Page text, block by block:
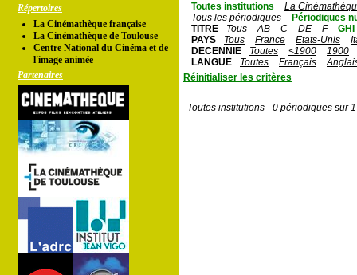
Répertoires
La Cinémathèque française
La Cinémathèque de Toulouse
Centre National du Cinéma et de
l'image animée
Partenaires
Toutes institutions
La
Tous les périodiques
Périodiques
TITRE
Tous AB C DE F
GHI
PAYS
Tous France Etats-Unis
DECENNIE
Toutes <1900
1900
LANGUE
Toutes Français
Réinitialiser les critères
Toutes institutions - 0 périodiques sur